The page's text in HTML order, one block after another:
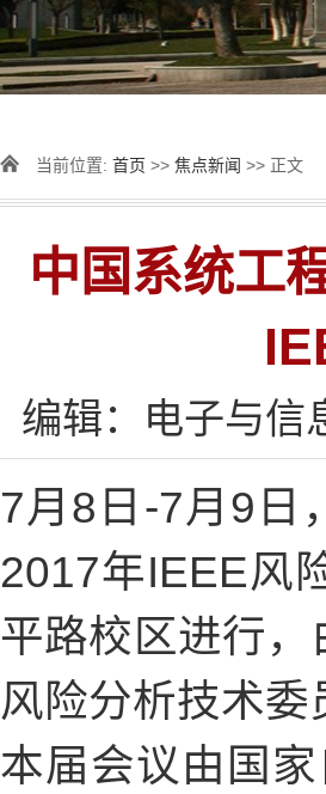
当前位置: 首页 >> 焦点新闻 >> 正文
中国系统工
编辑：电子与信
7月8日-7月9日
2017年IEEE风
平路校区进行
风险分析技术
本届会议由国